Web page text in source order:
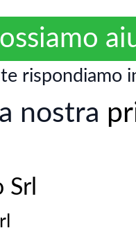
rispondiamo
nostra